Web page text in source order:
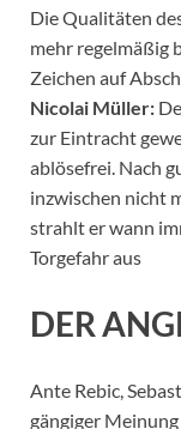
Die Qualitäten
mehr regelmäßig
Zeichen auf
Nicolai Müller:
zur Eintracht
ablösefrei. Nach
inzwischen nicht
strahlt er wann
Torgefahr aus
DER
Ante Rebic,
gängiger Meinung